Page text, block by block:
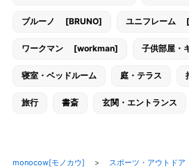
ブルーノ [BRUNO] ユニフレーム
ワークマン [workman] 子供部屋・
寝室・ベッドルーム 庭・テラス
旅行 書斎 玄関・エントランス
monocow[モノカウ] > スポーツ・アウトドア